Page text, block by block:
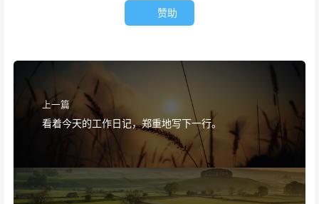
赞助
上一篇
看着今天的工作日记，郑重地写下一行。